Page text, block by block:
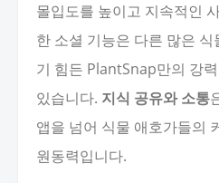
몰입도를 높이고 지속적인
한 소셜 기능은 다른 많은
기 힘든 PlantSnap만의 강
있습니다. 지식 공유와 소통
앱을 넘어 식물 애호가들의
원동력입니다.